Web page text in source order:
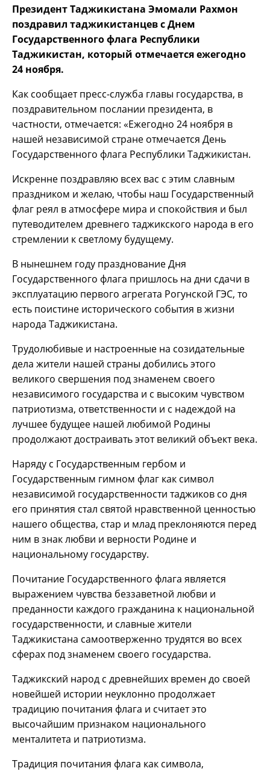
Президент Таджикистана Эмомали Рахмон
поздравил таджикистанцев с Днем
Государственного флага Республики
Таджикистан, который отмечается ежегодно
24 ноября.
Как сообщает пресс-служба главы государства, в
поздравительном послании президента, в
частности, отмечается: «Ежегодно 24 ноября в
нашей независимой стране отмечается День
Государственного флага Республики Таджикистан.
Искренне поздравляю всех вас с этим славным
праздником и желаю, чтобы наш Государственный
флаг реял в атмосфере мира и спокойствия и был
путеводителем древнего таджикского народа в его
стремлении к светлому будущему.
В нынешнем году празднование Дня
Государственного флага пришлось на дни сдачи в
эксплуатацию первого агрегата Рогунской ГЭС, то
есть поистине исторического события в жизни
народа Таджикистана.
Трудолюбивые и настроенные на созидательные
дела жители нашей страны добились этого
великого свершения под знаменем своего
независимого государства и с высоким чувством
патриотизма, ответственности и с надеждой на
лучшее будущее нашей любимой Родины
продолжают достраивать этот великий объект века.
Наряду с Государственным гербом и
Государственным гимном флаг как символ
независимой государственности таджиков со дня
его принятия стал святой нравственной ценностью
нашего общества, стар и млад преклоняются перед
ним в знак любви и верности Родине и
национальному государству.
Почитание Государственного флага является
выражением чувства беззаветной любви и
преданности каждого гражданина к национальной
государственности, и славные жители
Таджикистана самоотверженно трудятся во всех
сферах под знаменем своего государства.
Таджикский народ с древнейших времен до своей
новейшей истории неуклонно продолжает
традицию почитания флага и считает это
высочайшим признаком национального
менталитета и патриотизма.
Традиция почитания флага как символа,